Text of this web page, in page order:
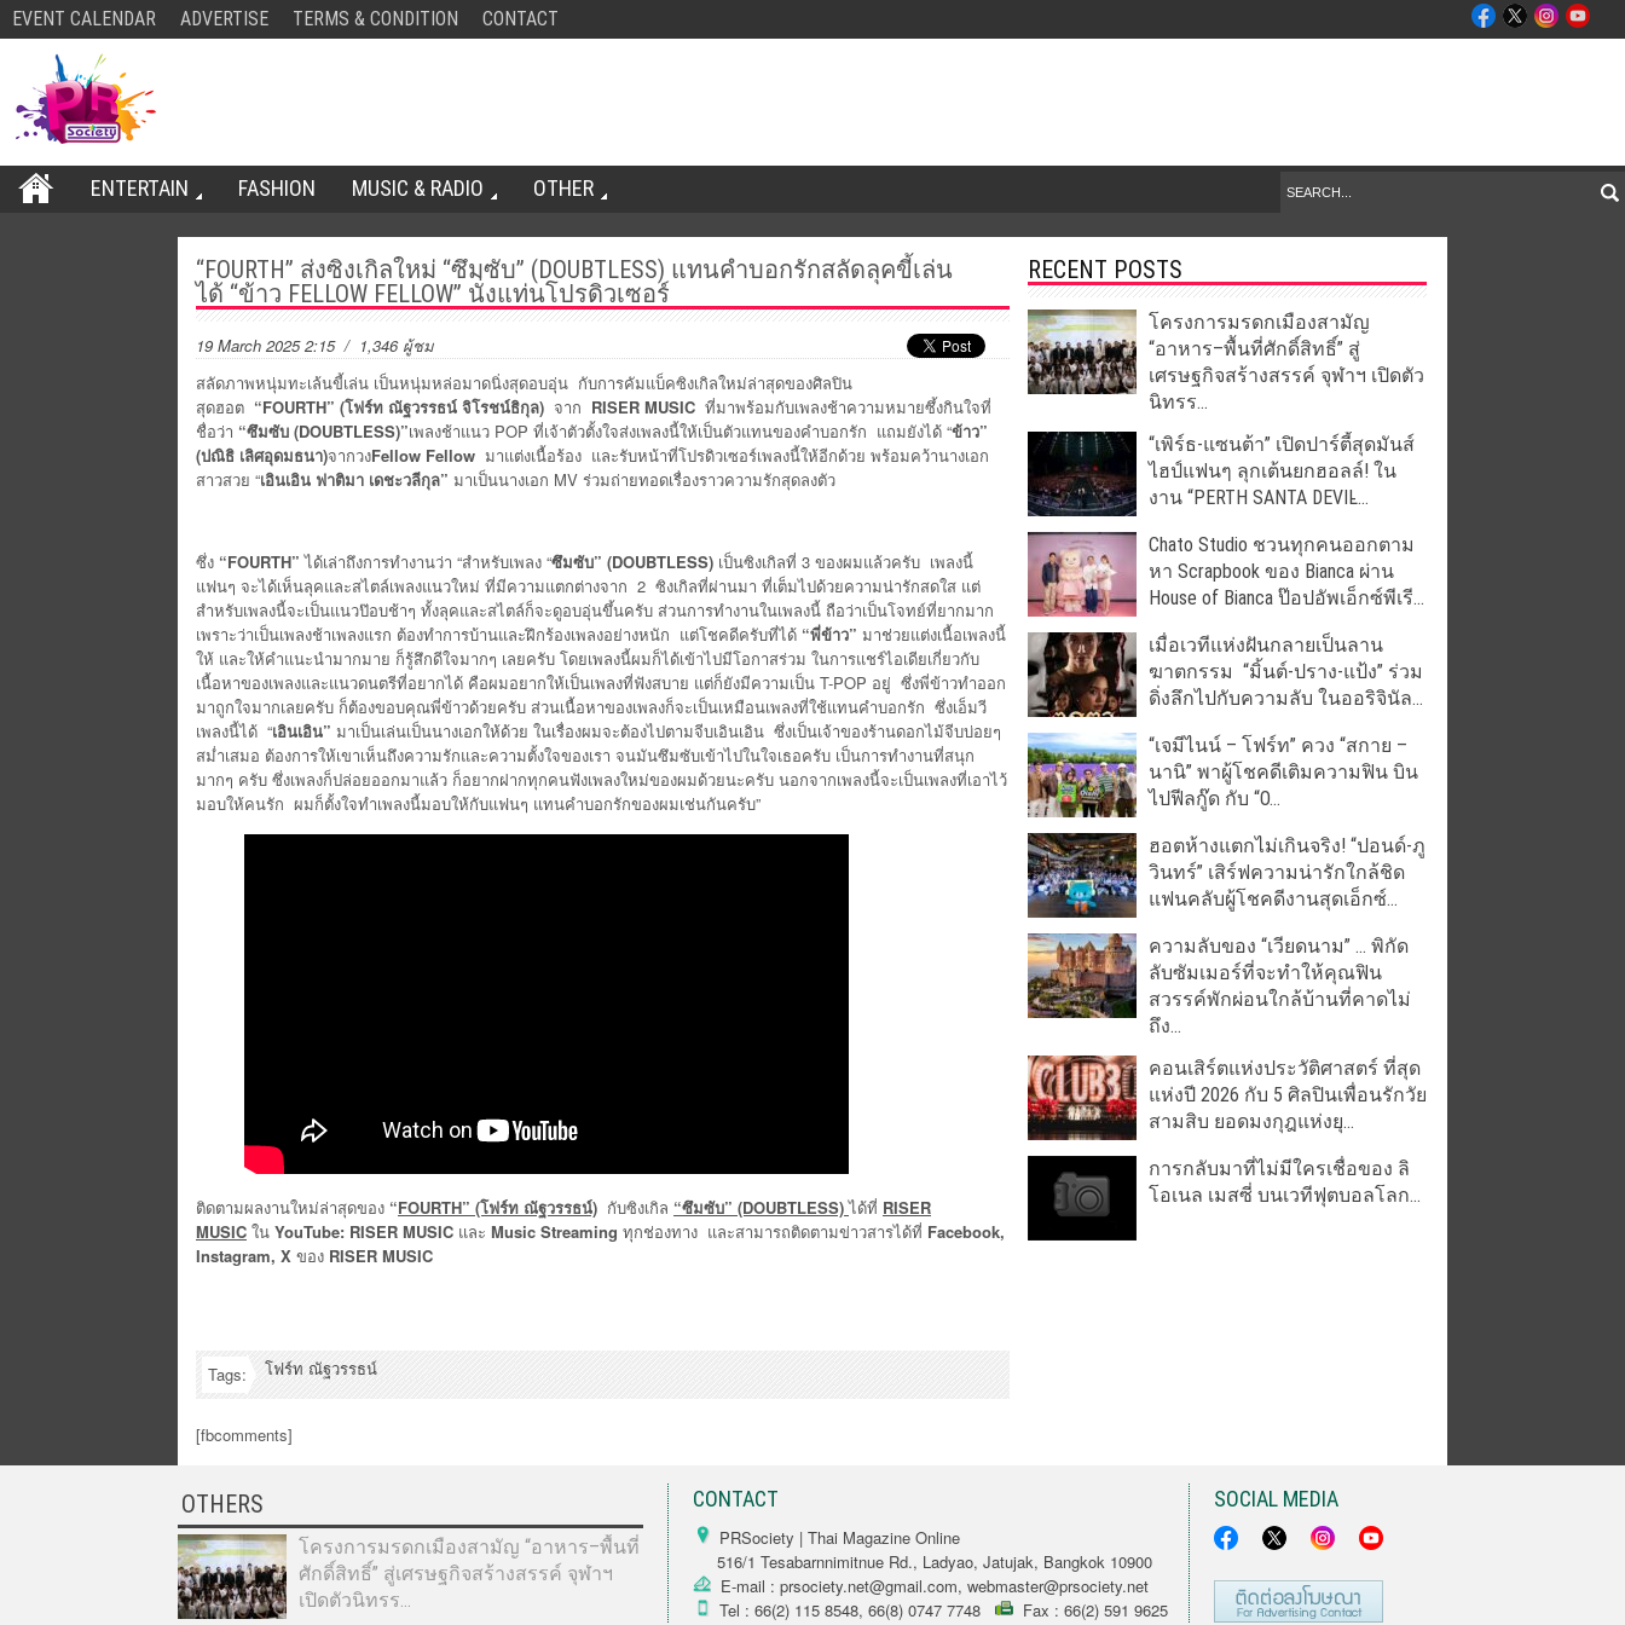
EVENT CALENDAR ADVERTISE TERMS & CONDITION CONTACT
ENTERTAIN FASHION MUSIC & RADIO OTHER
“FOURTH” ส่งซิงเกิลใหม่ “ซึมซับ” (DOUBTLESS) แทนคำบอกรักสลัดลุคขี้เล่น
ได้ “ข้าว FELLOW FELLOW” นั่งแท่นโปรดิวเซอร์
19 March 2025 2:15/ 1,346 ผู้ชม
สลัดภาพหนุ่มทะเล้นขี้เล่น เป็นหนุ่มหล่อมาดนิ่งสุดอบอุ่น กับการคัมแบ็คซิงเกิลใหม่ล่าสุดของศิลปิน
สุดฮอต “FOURTH” (โฟร์ท ณัฐวรรธน์ จิโรชน์ธิกุล) จาก RISER MUSIC ที่มาพร้อมกับเพลงช้าความหมายซึ้งกินใจที่
ชื่อว่า “ซึมซับ (DOUBTLESS)”เพลงช้าแนว POP ที่เจ้าตัวตั้งใจส่งเพลงนี้ให้เป็นตัวแทนของคำบอกรัก แถมยังได้ “ข้าว”
(ปณิธิ เลิศอุดมธนา)จากวงFellow Fellow มาแต่งเนื้อร้อง และรับหน้าที่โปรดิวเซอร์เพลงนี้ให้อีกด้วย พร้อมคว้านางเอก
สาวสวย “เอินเอิน ฟาติมา เดชะวลีกุล” มาเป็นนางเอก MV ร่วมถ่ายทอดเรื่องราวความรักสุดลงตัว
ซึ่ง “FOURTH” ได้เล่าถึงการทำงานว่า “สำหรับเพลง “ซึมซับ” (DOUBTLESS) เป็นซิงเกิลที่ 3 ของผมแล้วครับ เพลงนี้
แฟนๆ จะได้เห็นลุคและสไตล์เพลงแนวใหม่ ที่มีความแตกต่างจาก 2 ซิงเกิลที่ผ่านมา ที่เต็มไปด้วยความน่ารักสดใส แต่
สำหรับเพลงนี้จะเป็นแนวป๊อบช้าๆ ทั้งลุคและสไตล์ก็จะดูอบอุ่นขึ้นครับ ส่วนการทำงานในเพลงนี้ ถือว่าเป็นโจทย์ที่ยากมาก
เพราะว่าเป็นเพลงช้าเพลงแรก ต้องทำการบ้านและฝึกร้องเพลงอย่างหนัก แต่โชคดีครับที่ได้ “พี่ข้าว” มาช่วยแต่งเนื้อเพลงนี้
ให้ และให้คำแนะนำมากมาย ก็รู้สึกดีใจมากๆ เลยครับ โดยเพลงนี้ผมก็ได้เข้าไปมีโอกาสร่วม ในการแชร์ไอเดียเกี่ยวกับ
เนื้อหาของเพลงและแนวดนตรีที่อยากได้ คือผมอยากให้เป็นเพลงที่ฟังสบาย แต่ก็ยังมีความเป็น T-POP อยู่ ซึ่งพี่ข้าวทำออก
มาถูกใจมากเลยครับ ก็ต้องขอบคุณพี่ข้าวด้วยครับ ส่วนเนื้อหาของเพลงก็จะเป็นเหมือนเพลงที่ใช้แทนคำบอกรัก ซึ่งเอ็มวี
เพลงนี้ได้ “เอินเอิน” มาเป็นเล่นเป็นนางเอกให้ด้วย ในเรื่องผมจะต้องไปตามจีบเอินเอิน ซึ่งเป็นเจ้าของร้านดอกไม้จีบบ่อยๆ
สม่ำเสมอ ต้องการให้เขาเห็นถึงความรักและความตั้งใจของเรา จนมันซึมซับเข้าไปในใจเธอครับ เป็นการทำงานที่สนุก
มากๆ ครับ ซึ่งเพลงก็ปล่อยออกมาแล้ว ก็อยากฝากทุกคนฟังเพลงใหม่ของผมด้วยนะครับ นอกจากเพลงนี้จะเป็นเพลงที่เอาไว้
มอบให้คนรัก ผมก็ตั้งใจทำเพลงนี้มอบให้กับแฟนๆ แทนคำบอกรักของผมเช่นกันครับ”
ติดตามผลงานใหม่ล่าสุดของ “FOURTH” (โฟร์ท ณัฐวรรธน์) กับซิงเกิล “ซึมซับ” (DOUBTLESS)ได้ที่ RISER
MUSIC ใน YouTube: RISER MUSIC และ Music Streaming ทุกช่องทาง และสามารถติดตามข่าวสารได้ที่ Facebook,
Instagram, X ของ RISER MUSIC
Tags: โฟร์ท ณัฐวรรธน์
[fbcomments]
RECENT POSTS
โครงการมรดกเมืองสามัญ
“อาหาร–พื้นที่ศักดิ์สิทธิ์” สู่
เศรษฐกิจสร้างสรรค์ จุฬาฯ เปิดตัว
นิทรร...
“เพิร์ธ-แซนต้า” เปิดปาร์ตี้สุดมันส์
ไฮป์แฟนๆ ลุกเต้นยกฮอลล์! ใน
งาน “PERTH SANTA DEVIL̵...
Chato Studio ชวนทุกคนออกตาม
หา Scrapbook ของ Bianca ผ่าน
House of Bianca ป๊อปอัพเอ็กซ์พีเรี...
เมื่อเวทีแห่งฝันกลายเป็นลาน
ฆาตกรรม “มิ้นต์-ปราง-แป้ง” ร่วม
ดิ่งลึกไปกับความลับ ในออริจินัล...
“เจมีไนน์ – โฟร์ท” ควง “สกาย –
นานิ” พาผู้โชคดีเติมความฟิน บิน
ไปฟีลกู๊ด กับ “O...
ฮอตห้างแตกไม่เกินจริง! “ปอนด์-ภู
วินทร์” เสิร์ฟความน่ารักใกล้ชิด
แฟนคลับผู้โชคดีงานสุดเอ็กซ์...
ความลับของ “เวียดนาม” … พิกัด
ลับซัมเมอร์ที่จะทำให้คุณฟิน
สวรรค์พักผ่อนใกล้บ้านที่คาดไม่
ถึง...
คอนเสิร์ตแห่งประวัติศาสตร์ ที่สุด
แห่งปี 2026 กับ 5 ศิลปินเพื่อนรักวัย
สามสิบ ยอดมงกุฎแห่งยุ...
การกลับมาที่ไม่มีใครเชื่อของ ลิ
โอเนล เมสซี่ บนเวทีฟุตบอลโลก...
OTHERS
โครงการมรดกเมืองสามัญ “อาหาร–พื้นที่
ศักดิ์สิทธิ์” สู่เศรษฐกิจสร้างสรรค์ จุฬาฯ
เปิดตัวนิทรร...
CONTACT
PRSociety | Thai Magazine Online
516/1 Tesabarnnimitnue Rd., Ladyao, Jatujak, Bangkok 10900
E-mail : prsociety.net@gmail.com, webmaster@prsociety.net
Tel : 66(2) 115 8548, 66(8) 0747 7748
Fax : 66(2) 591 9625
SOCIAL MEDIA